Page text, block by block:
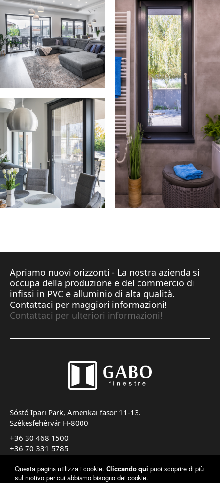
Questa pagina utilizza i cookie. Cliccando qui puoi scoprire di più
sul motivo per cui abbiamo bisogno dei cookie.
Apriamo nuovi orizzonti - La nostra azienda si
occupa della produzione e del commercio di
infissi in PVC e alluminio di alta qualità.
Contattaci per maggiori informazioni!
Contattaci per ulteriori informazioni!
Sóstó Ipari Park, Amerikai fasor 11-13.
Székesfehérvár H-8000
+36 30 468 1500
+36 70 331 5785